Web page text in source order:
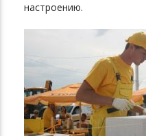
настроению.